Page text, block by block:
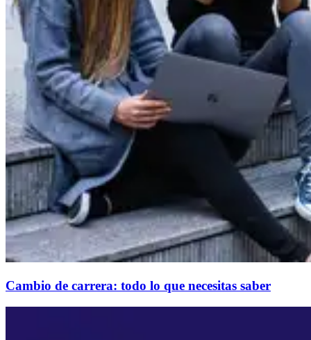
Cambio de carrera: todo lo que necesitas saber